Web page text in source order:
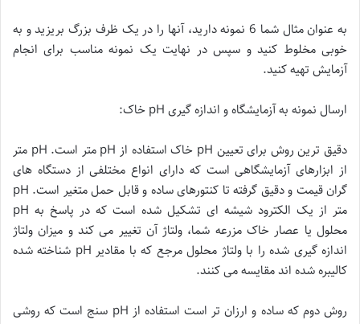
به عنوان مثال شما 6 نمونه دارید، آنها را در یک ظرف بزرگ بریزید و به
خوبی مخلوط کنید و سپس در نهایت یک نمونه مناسب برای انجام
آزمایش تهیه کنید.
ارسال نمونه به آزمایشگاه و اندازه گیری pH خاک:
دقیق ترین روش برای تعیین pH خاک استفاده از pH متر است. pH متر
از ابزارهای آزمایشگاهی است که دارای انواع مختلفی از دستگاه های
گران قیمت و دقیق گرفته تا کنتورهای ساده و قابل حمل متغیر است. pH
متر از یک الکترود شیشه ای تشکیل شده است که در پاسخ به pH
محلول یا عصار خاک مزرعه شما، ولتاژ آن تغییر می کند و میزان ولتاژ
اندازه گیری شده را با ولتاژ محلول مرجع که با مقادیر pH شناخته شده
کالیبره شده اند مقایسه می کنند.
روش دوم که ساده و ارزان تر است استفاده از pH سنج است که روشی